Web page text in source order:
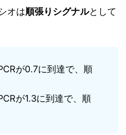
オは順張りシグナルとして
が0.7に到達で、順
が1.3に到達で、順